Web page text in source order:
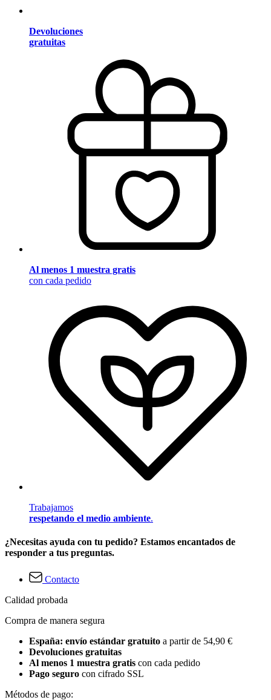
Devoluciones
gratuitas
Al menos 1 muestra gratis
con cada pedido
Trabajamos
respetando el medio ambiente.
¿Necesitas ayuda con tu pedido? Estamos encantados de
responder a tus preguntas.
Contacto
Calidad probada
Compra de manera segura
España: envío estándar gratuito a partir de 54,90 €
Devoluciones gratuitas
Al menos 1 muestra gratis con cada pedido
Pago seguro con cifrado SSL
Métodos de pago: